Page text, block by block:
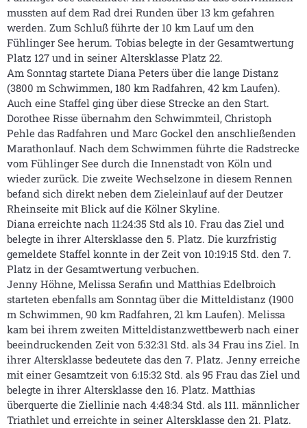
mussten auf dem Rad drei Runden über 13 km gefahren
werden. Zum Schluß führte der 10 km Lauf um den
Fühlinger See herum. Tobias belegte in der Gesamtwertung
Platz 127 und in seiner Altersklasse Platz 22.
Am Sonntag startete Diana Peters über die lange Distanz
(3800 m Schwimmen, 180 km Radfahren, 42 km Laufen).
Auch eine Staffel ging über diese Strecke an den Start.
Dorothee Risse übernahm den Schwimmteil, Christoph
Pehle das Radfahren und Marc Gockel den anschließenden
Marathonlauf. Nach dem Schwimmen führte die Radstrecke
vom Fühlinger See durch die Innenstadt von Köln und
wieder zurück. Die zweite Wechselzone in diesem Rennen
befand sich direkt neben dem Zieleinlauf auf der Deutzer
Rheinseite mit Blick auf die Kölner Skyline.
Diana erreichte nach 11:24:35 Std als 10. Frau das Ziel und
belegte in ihrer Altersklasse den 5. Platz. Die kurzfristig
gemeldete Staffel konnte in der Zeit von 10:19:15 Std. den 7.
Platz in der Gesamtwertung verbuchen.
Jenny Höhne, Melissa Serafin und Matthias Edelbroich
starteten ebenfalls am Sonntag über die Mitteldistanz (1900
m Schwimmen, 90 km Radfahren, 21 km Laufen). Melissa
kam bei ihrem zweiten Mitteldistanzwettbewerb nach einer
beeindruckenden Zeit von 5:32:31 Std. als 34 Frau ins Ziel. In
ihrer Altersklasse bedeutete das den 7. Platz. Jenny erreiche
mit einer Gesamtzeit von 6:15:32 Std. als 95 Frau das Ziel und
belegte in ihrer Altersklasse den 16. Platz. Matthias
überquerte die Ziellinie nach 4:48:34 Std. als 111. männlicher
Triathlet und erreichte in seiner Altersklasse den 21. Platz.